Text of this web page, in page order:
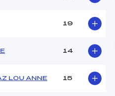
19
14
LOU ANNE 15